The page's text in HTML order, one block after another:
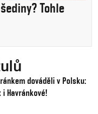
Tohle
dováděli v Polsku:
i Havránkové!